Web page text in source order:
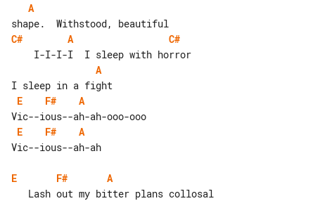
A
C#
A
C#
A
E
F#
A
E
F#
A
Vic--ious--ah-ah
E F#
A